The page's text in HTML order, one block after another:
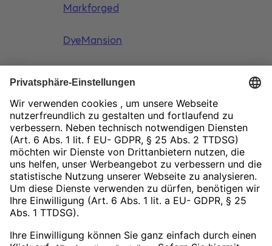
Markforged
DyeMansion
Newsletter
Social Media
LinkedIn
Facebook
Instagram